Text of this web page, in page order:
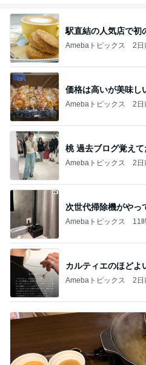
駅直結の人気店で初
Amebaトピックス 2日
価格は高いが美味し
Amebaトピックス 2日
桃 過去ブログ覚え
Amebaトピックス 2日
次世代掃除機がやっ
Amebaトピックス 11
カルティエのほどよ
Amebaトピックス 2日